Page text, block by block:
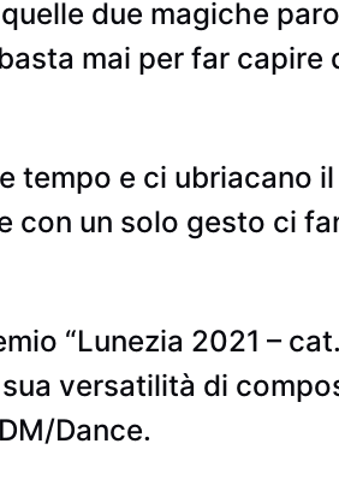
due magiche
mai per far
tempo e ci ubriacano
un solo gesto ci
“Lunezia 2021 –
versatilità di
Dance.